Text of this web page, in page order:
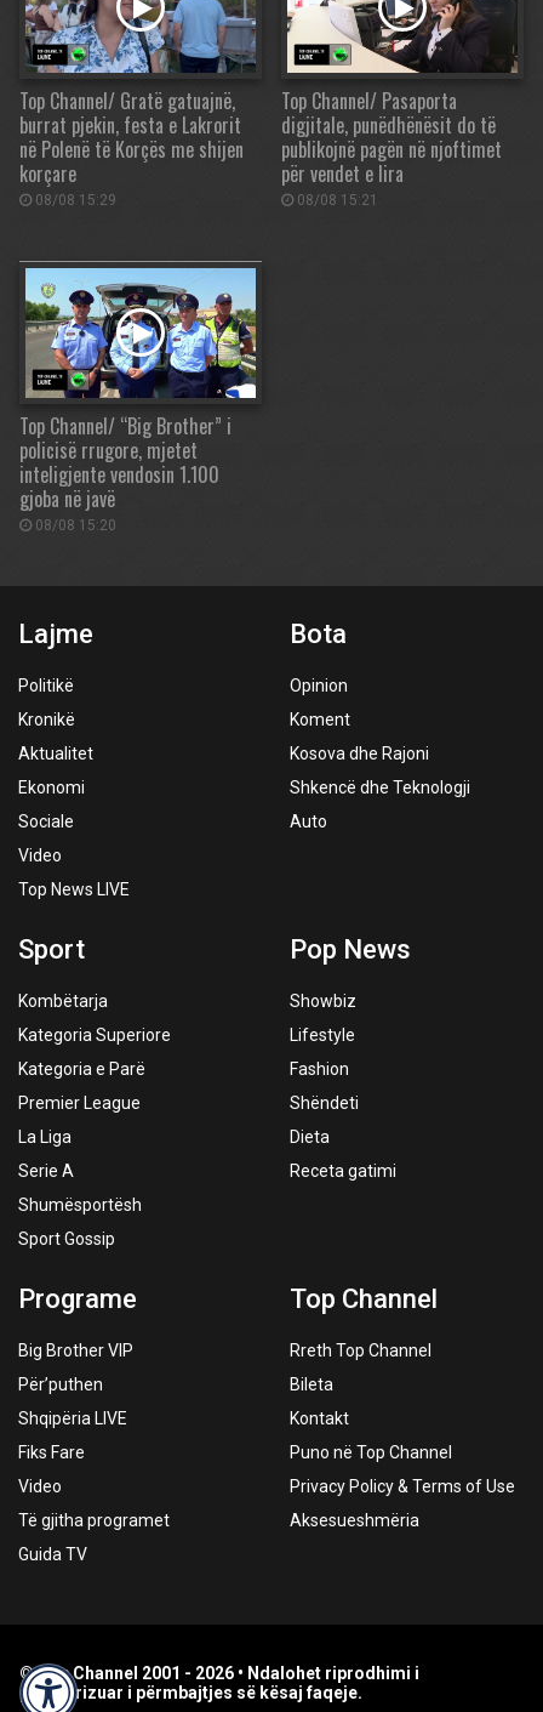
Top Channel/ Gratë gatuajnë,
burrat pjekin, festa e Lakrorit
në Polenë të Korçës me shijen
korçare
08/08 15:29
Top Channel/ Pasaporta
digjitale, punëdhënësit do të
publikojnë pagën në njoftimet
për vendet e lira
08/08 15:21
Top Channel/ “Big Brother” i
policisë rrugore, mjetet
inteligjente vendosin 1.100
gjoba në javë
08/08 15:20
Lajme
Politikë
Kronikë
Aktualitet
Ekonomi
Sociale
Video
Top News LIVE
Bota
Opinion
Koment
Kosova dhe Rajoni
Shkencë dhe Teknologji
Auto
Sport
Kombëtarja
Kategoria Superiore
Kategoria e Parë
Premier League
La Liga
Serie A
Shumësportësh
Sport Gossip
Pop News
Showbiz
Lifestyle
Fashion
Shëndeti
Dieta
Receta gatimi
Programe
Big Brother VIP
Për’puthen
Shqipëria LIVE
Fiks Fare
Video
Të gjitha programet
Guida TV
Top Channel
Rreth Top Channel
Bileta
Kontakt
Puno në Top Channel
Privacy Policy & Terms of Use
Aksesueshmëria
© Top Channel 2001 - 2026 • Ndalohet riprodhimi i
paautorizuar i përmbajtjes së kësaj faqeje.